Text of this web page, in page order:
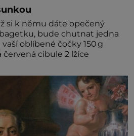
si k němu dáte opečený
bude chutnat jedna
červená cibule 2 lžíce